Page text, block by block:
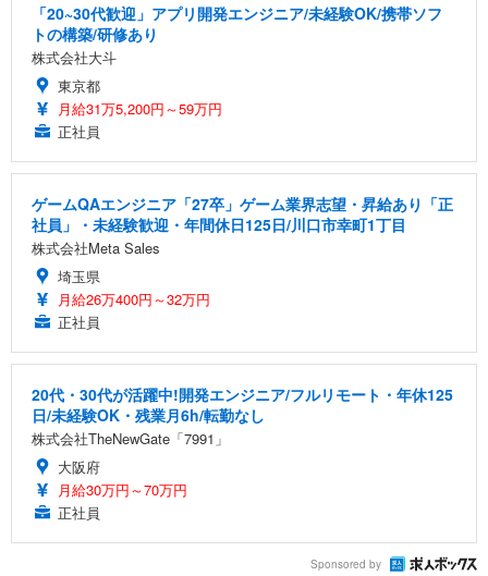
「20~30代歓迎」アプリ開発エンジニア/未経験OK/携帯ソフ
トの構築/研修あり
株式会社大斗
東京都
月給31万5,200円～59万円
正社員
ゲームQAエンジニア「27卒」ゲーム業界志望・昇給あり「正
社員」・未経験歓迎・年間休日125日/川口市幸町1丁目
株式会社Meta Sales
埼玉県
月給26万400円～32万円
正社員
20代・30代が活躍中!開発エンジニア/フルリモート・年休125
日/未経験OK・残業月6h/転勤なし
株式会社TheNewGate「7991」
大阪府
月給30万円～70万円
正社員
Sponsored by